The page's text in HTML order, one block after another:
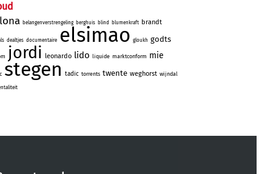
belangenverstrengeling berghuis blind blumenkraft brandt
dealtjes documentaire elsimao gloukh godts
jordi leonardo lido liquide marktconform mie
stegen tadic torrents twente weghorst wijndal